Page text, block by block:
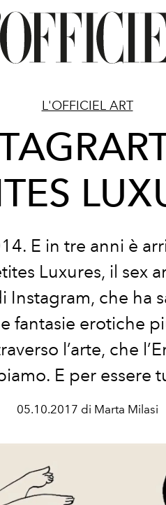
L'OFFICIEL ART
E in tre anni è
Luxures, il sex
Instagram, che ha
fantasie erotiche
l’arte, che
E per essere
05.10.2017 di Marta Milasi